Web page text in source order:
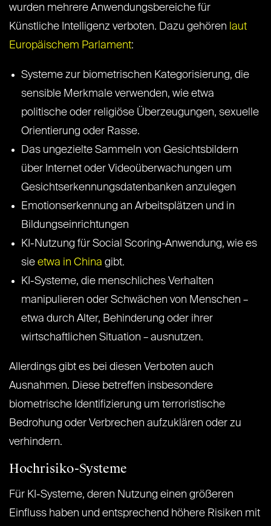
wurden mehrere Anwendungsbereiche für
Künstliche Intelligenz verboten. Dazu gehören laut
Europäischem Parlament:
Systeme zur biometrischen Kategorisierung, die
sensible Merkmale verwenden, wie etwa
politische oder religiöse Überzeugungen, sexuelle
Orientierung oder Rasse.
Das ungezielte Sammeln von Gesichtsbildern
über Internet oder Videoüberwachungen um
Gesichtserkennungsdatenbanken anzulegen
Emotionserkennung an Arbeitsplätzen und in
Bildungseinrichtungen
KI-Nutzung für Social Scoring-Anwendung, wie es
sie etwa in China gibt.
KI-Systeme, die menschliches Verhalten
manipulieren oder Schwächen von Menschen –
etwa durch Alter, Behinderung oder ihrer
wirtschaftlichen Situation – ausnutzen.
Allerdings gibt es bei diesen Verboten auch
Ausnahmen. Diese betreffen insbesondere
biometrische Identifizierung um terroristische
Bedrohung oder Verbrechen aufzuklären oder zu
verhindern.
Hochrisiko-Systeme
Für KI-Systeme, deren Nutzung einen größeren
Einfluss haben und entsprechend höhere Risiken mit